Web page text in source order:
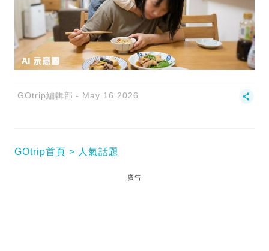
GOtrip編輯部 May 16 2026
GOtrip首頁 人氣話題
廣告